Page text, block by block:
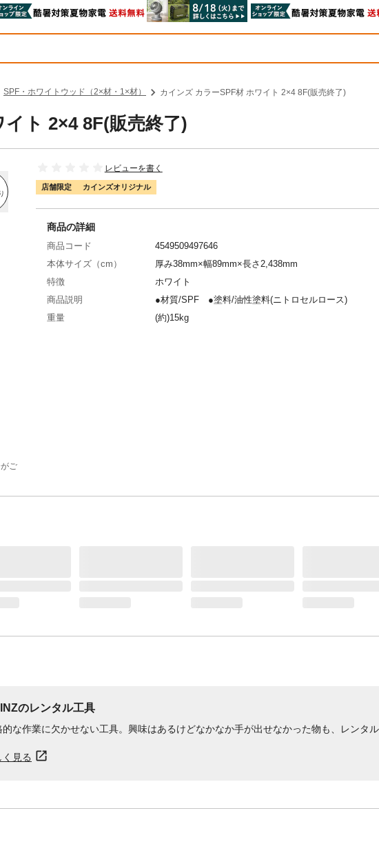
SPF・ホワイトウッド（2×材・1×材） カインズ カラーSPF材 ホワイト 2×4 8F(販売終了)
ト 2×4 8F(販売終了)
ご
レビューを書く
店舗限定 カインズオリジナル
商品の詳細
商品コード
4549509497646
本体サイズ（cm）
厚み38mm×幅89mm×長さ2,438mm
特徴
ホワイト
商品説明
●材質/SPF ●塗料/油性塗料(ニトロセルロース)
重量
(約)15kg
のレンタル工具
的な作業に欠かせない工具。興味はあるけどなかなか手が出せなかった物も、レンタル
く見る